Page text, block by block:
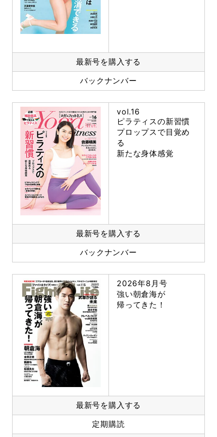
最新号を購入する
バックナンバー
vol.16
ピラティスの新習慣
プロップスで目覚め
る
新たな身体感覚
最新号を購入する
バックナンバー
2026年8月号
強い朝倉海が
帰ってきた！
最新号を購入する
定期購読